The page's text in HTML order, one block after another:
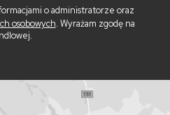
o administratorze oraz
osobowych. Wyrażam zgodę na